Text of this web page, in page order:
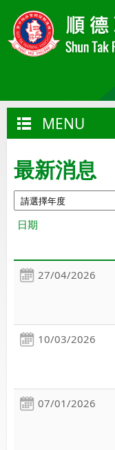
MENU
最新消息
日期
27/04/2026
10/03/2026
07/01/2026